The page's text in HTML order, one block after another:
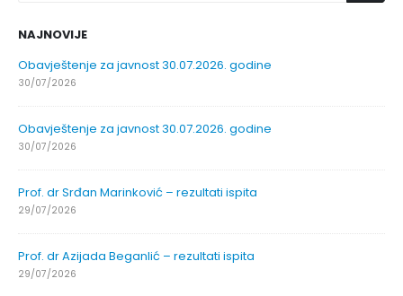
NAJNOVIJE
Obavještenje za javnost 30.07.2026. godine
30/07/2026
Obavještenje za javnost 30.07.2026. godine
30/07/2026
Prof. dr Srđan Marinković – rezultati ispita
29/07/2026
Prof. dr Azijada Beganlić – rezultati ispita
29/07/2026